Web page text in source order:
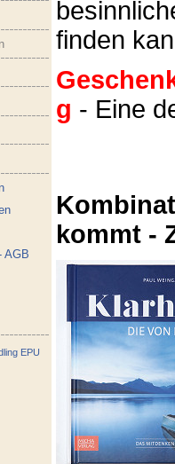
AGB
EPU
finden
g - Eine
kommt -